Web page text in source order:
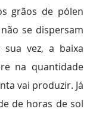
grãos de pólen
se dispersam
vez, a baixa
na quantidade
vai produzir. Já
de horas de sol